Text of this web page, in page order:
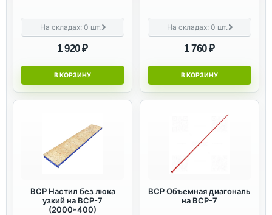
На складах:0 шт.
1 920 ₽
В КОРЗИНУ
На складах:0 шт.
1 760 ₽
В КОРЗИНУ
ВСР Настил без люка
узкий на ВСР-7
(2000*400)
ВСР Объемная диагональ
на ВСР-7